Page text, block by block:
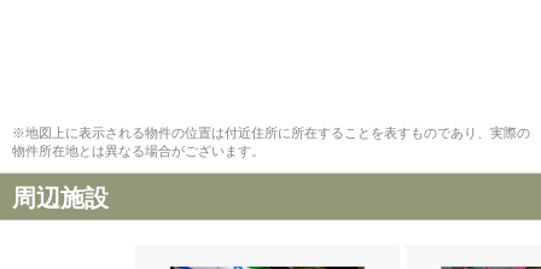
※地図上に表示される物件の位置は付近住所に所在することを表すものであり、実際の
物件所在地とは異なる場合がございます。
周辺施設